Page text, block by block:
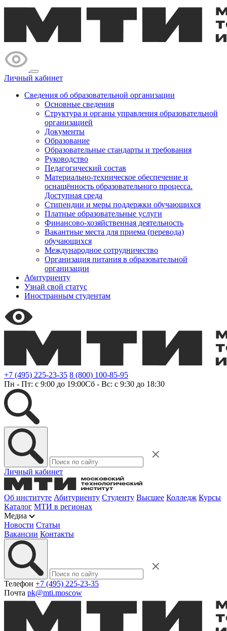
Личный кабинет
Сведения об образовательной организации
Основные сведения
Структура и органы управления образовательной
организацией
Документы
Образование
Образовательные стандарты и требования
Руководство
Педагогический состав
Материально-техническое обеспечение и
оснащённость образовательного процесса.
Доступная среда
Стипендии и меры поддержки обучающихся
Платные образовательные услуги
Финансово-хозяйственная деятельность
Вакантные места для приема (перевода)
обучающихся
Международное сотрудничество
Организация питания в образовательной
организации
Абитуриенту
Узнай свой статус
Иностранным студентам
+7 (495) 225-23-35 8 (800) 100-85-95
Пн - Пт: с 9:00 до 19:00Сб - Вс: с 9:30 до 18:30
Личный кабинет
Об институте Абитуриенту Студенту Высшее Колледж Курсы
Каталог МТИ в регионах
Медиа
Новости Статьи
Вакансии Контакты
Телефон +7 (495) 225-23-35
Почта pk@mti.moscow